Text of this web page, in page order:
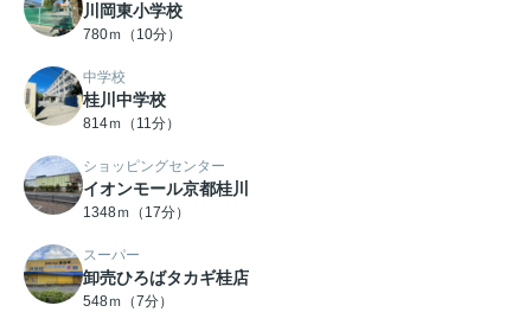
川岡東小学校
780ｍ（10分）
中学校
桂川中学校
814ｍ（11分）
ショッピングセンター
イオンモール京都桂川
1348ｍ（17分）
スーパー
卸売ひろばタカギ桂店
548ｍ（7分）